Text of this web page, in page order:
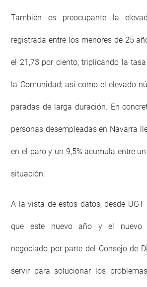
También es preocupante la
registrada entre los menores de 25
el 21,73 por ciento, triplicando la
la Comunidad; así como el elevado
paradas de larga duración. En
personas desempleadas en Navarra
en el paro y un 9,5% acumula entre
situación.
A la vista de estos datos, desde UGT
que este nuevo año y el nuevo
negociado por parte del Consejo de
servir para solucionar los